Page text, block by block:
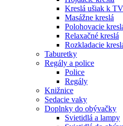
Kreslá ušiak k TV
Masážne kreslá
Polohovacie
Relaxačné kreslá
Rozkladacie
Taburetky
Regály a police
Police
Regály
Knižnice
Sedacie vaky
Doplnky do obývačky
Svietidlá a lampy